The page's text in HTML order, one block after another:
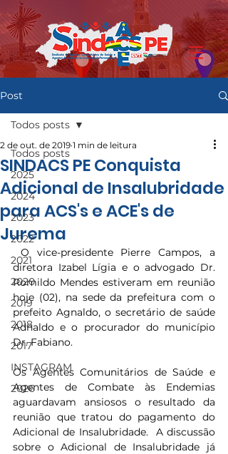
Post
Todos posts
2025
2024
2023
2022
2021
2020
2019
2018
2017
INSTAGRAM
2026
Todos posts
SINDACS PE Conquista
Adicional de Insalubridade
para ACS's e ACE's de
Jurema
2 de out. de 2019 1 min de leitura
diretora Izabel Lígia e o advogado Dr.
Romildo Mendes estiveram em reunião
hoje (02), na sede da prefeitura com o
prefeito Agnaldo, o secretário de saúde
Adnaldo e o procurador do município
Dr. Fabiano.
Os Agentes Comunitários de Saúde e
Agentes de Combate às Endemias
aguardavam ansiosos o resultado da
reunião que tratou do pagamento do
Adicional de Insalubridade.  A discussão
sobre o Adicional de Insalubridade já